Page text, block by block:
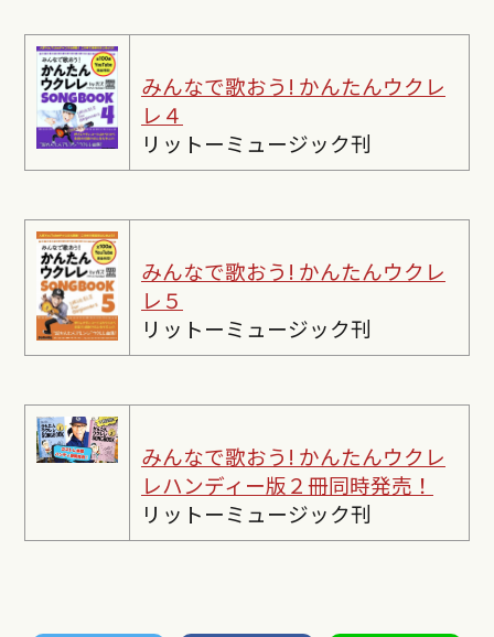
みんなで歌おう! かんたんウクレ
レ４
リットーミュージック刊
みんなで歌おう! かんたんウクレ
レ５
リットーミュージック刊
みんなで歌おう! かんたんウクレ
レハンディー版２冊同時発売！
リットーミュージック刊